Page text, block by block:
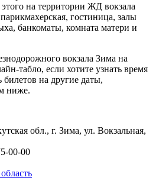
на территории ЖД вокзала
гостиница, залы
банкоматы, комната матери и
вокзала Зима на
табло, если хотите узнать время
билетов на другие даты,
ниже.
обл., г. Зима, ул. Вокзальная,
00-00